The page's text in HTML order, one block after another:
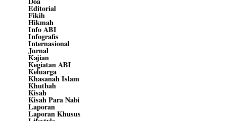
Editorial
Fikih
Hikmah
Info ABI
Infografis
Internasional
Jurnal
Kajian
Kegiatan ABI
Keluarga
Khasanah Islam
Khutbah
Kisah
Kisah Para Nabi
Laporan
Laporan Khusus